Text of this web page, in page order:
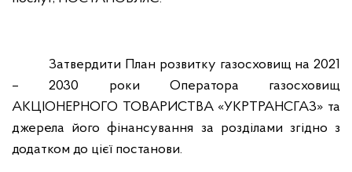
Затвердити План розвитку газосховищ на 2021
– 2030 роки Оператора газосховищ
АКЦІОНЕРНОГО ТОВАРИСТВА «УКРТРАНСГАЗ» та
джерела його фінансування за розділами згідно з
додатком до цієї постанови.